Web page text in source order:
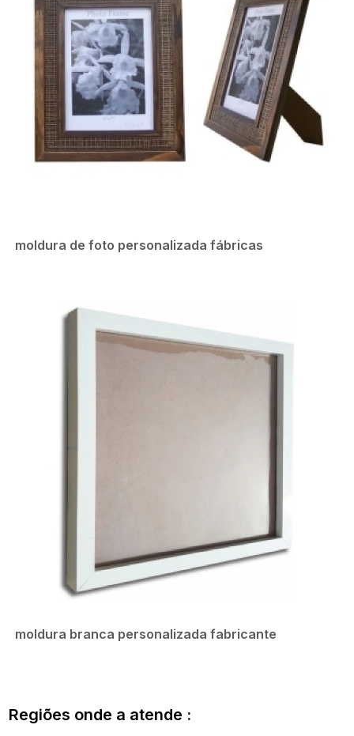
moldura de foto personalizada fábricas
moldura branca personalizada fabricante
Regiões onde a atende :